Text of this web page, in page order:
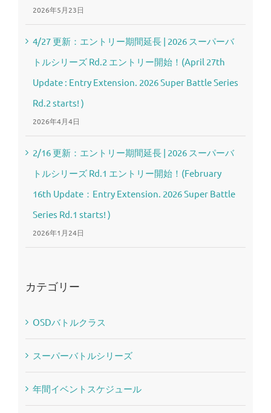
2026年5月23日
4/27 更新：エントリー期間延長 | 2026 スーパーバ
トルシリーズ Rd.2 エントリー開始！(April 27th
Update : Entry Extension. 2026 Super Battle Series
Rd.2 starts! )
2026年4月4日
2/16 更新：エントリー期間延長 | 2026 スーパーバ
トルシリーズ Rd.1 エントリー開始！(February
16th Update：Entry Extension. 2026 Super Battle
Series Rd.1 starts! )
2026年1月24日
カテゴリー
OSDバトルクラス
スーパーバトルシリーズ
年間イベントスケジュール